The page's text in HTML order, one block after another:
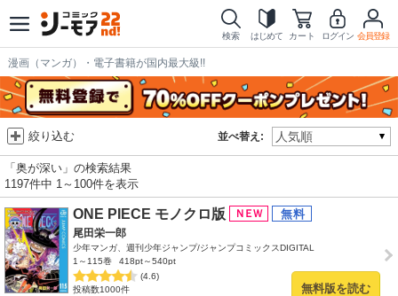
検索 はじめて カート ログイン 会員登録
漫画（マンガ）・電子書籍が国内最大級!!
並べ替え:
絞り込む
「奥が深い」の検索結果
1197件中 1～100件を表示
ONE PIECE モノクロ版
尾田栄一郎
少年マンガ、週刊少年ジャンプ/ジャンプコミックスDIGITAL
1～115巻
418pt～540pt
(4.6)
投稿数1000件
無料版を読む